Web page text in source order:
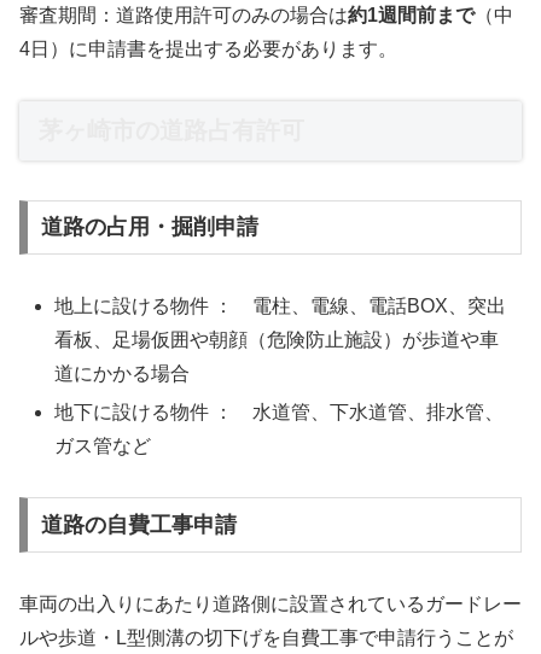
審査期間：道路使用許可のみの場合は約1週間前まで（中
4日）に申請書を提出する必要があります。
道路の占用・掘削申請
地上に設ける物件 ： 電柱、電線、電話BOX、突出
看板、足場仮囲や朝顔（危険防止施設）が歩道や車
道にかかる場合
地下に設ける物件 ： 水道管、下水道管、排水管、
ガス管など
道路の自費工事申請
車両の出入りにあたり道路側に設置されているガードレー
ルや歩道・L型側溝の切下げを自費工事で申請行うことが